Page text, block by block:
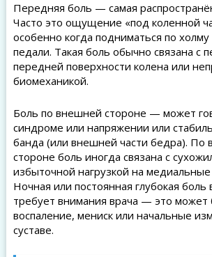
Передняя боль — самая
Часто это ощущение «под коленной
особенно когда подниматься по холму
педали. Такая боль обычно связана с
передней поверхности колена или
биомеханикой.
Боль по внешней стороне — может
синдроме или напряжении или
банда (или внешней части бедра). По
стороне боль иногда связана с
избыточной нагрузкой на медиальные
Ночная или постоянная глубокая боль
требует внимания врача — это может
воспаление, мениск или начальные
суставе.